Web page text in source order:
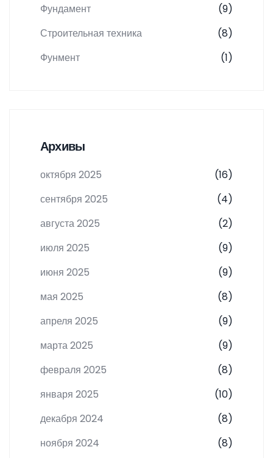
Фундамент
(9)
Строительная техника
(8)
Фунмент
(1)
Архивы
октября 2025
(16)
сентября 2025
(4)
августа 2025
(2)
июля 2025
(9)
июня 2025
(9)
мая 2025
(8)
апреля 2025
(9)
марта 2025
(9)
февраля 2025
(8)
января 2025
(10)
декабря 2024
(8)
ноября 2024
(8)